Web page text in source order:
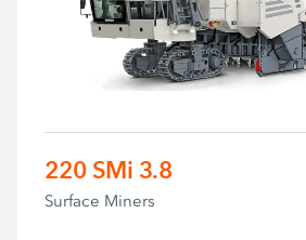
220 SMi 3.8
Surface Miners